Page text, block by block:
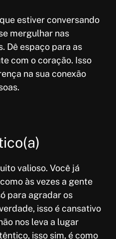
estiver conversando
mergulhar nas
Dê espaço para as
com o coração. Isso
na sua conexão
valioso. Você já
às vezes a gente
para agradar os
isso é cansativo
nos leva a lugar
isso sim, é como